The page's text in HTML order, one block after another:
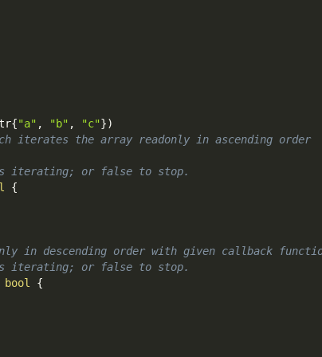
{"a" , "b" , "c"})
the array readonly in ascending order
iterating; or false to stop.
{
in descending order with given callback
iterating; or false to stop.
bool
{